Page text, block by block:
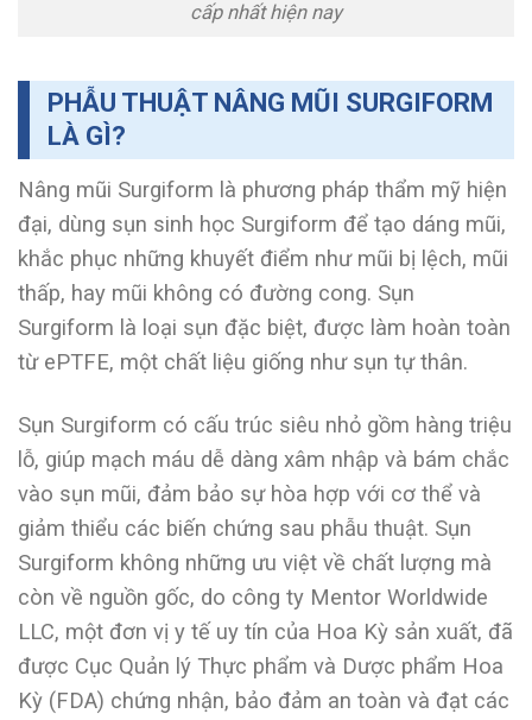
cấp nhất hiện nay
PHẪU THUẬT NÂNG MŨI SURGIFORM
LÀ GÌ?
Nâng mũi Surgiform là phương pháp thẩm mỹ hiện
đại, dùng sụn sinh học Surgiform để tạo dáng mũi,
khắc phục những khuyết điểm như mũi bị lệch, mũi
thấp, hay mũi không có đường cong. Sụn
Surgiform là loại sụn đặc biệt, được làm hoàn toàn
từ ePTFE, một chất liệu giống như sụn tự thân.
Sụn Surgiform có cấu trúc siêu nhỏ gồm hàng triệu
lỗ, giúp mạch máu dễ dàng xâm nhập và bám chắc
vào sụn mũi, đảm bảo sự hòa hợp với cơ thể và
giảm thiểu các biến chứng sau phẫu thuật. Sụn
Surgiform không những ưu việt về chất lượng mà
còn về nguồn gốc, do công ty Mentor Worldwide
LLC, một đơn vị y tế uy tín của Hoa Kỳ sản xuất, đã
được Cục Quản lý Thực phẩm và Dược phẩm Hoa
Kỳ (FDA) chứng nhận, bảo đảm an toàn và đạt các